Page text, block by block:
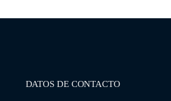
DATOS DE CONTACTO